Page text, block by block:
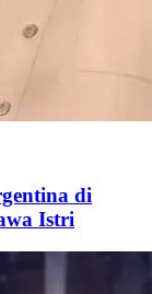
di
Istri